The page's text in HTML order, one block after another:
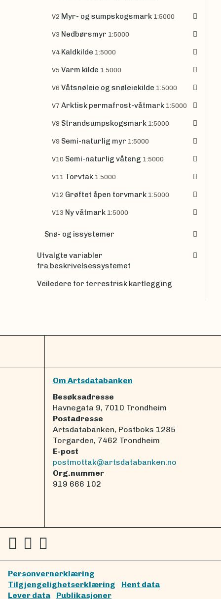
V2 Myr- og sumpskogsmark 1:5000
V3 Nedbørsmyr 1:5000
V4 Kaldkilde 1:5000
V5 Varm kilde 1:5000
V6 Våtsnøleie og snøleiekilde 1:5000
V7 Arktisk permafrost-våtmark 1:5000
V8 Strandsumpskogsmark 1:5000
V9 Semi-naturlig myr 1:5000
V10 Semi-naturlig våteng 1:5000
V11 Torvtak 1:5000
V12 Grøftet åpen torvmark 1:5000
V13 Ny våtmark 1:5000
Snø- og issystemer
Utvalgte variabler
fra beskrivelsessystemet
Veiledere for terrestrisk kartlegging
Om Artsdatabanken
Besøksadresse
Havnegata 9, 7010 Trondheim
Postadresse
Artsdatabanken, Postboks 1285
Torgarden, 7462 Trondheim
E-post
postmottak@artsdatabanken.no
Org.nummer
919 666 102
Personvernerklæring
Tilgjengelighetserklæring
Hent data
Lever data
Publikasjoner